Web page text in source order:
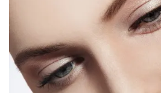
отменял. Отчасти
косметология вышла
уровень, и для
необязательно ложиться
Один из таких случаев
Emface, подтягивающая